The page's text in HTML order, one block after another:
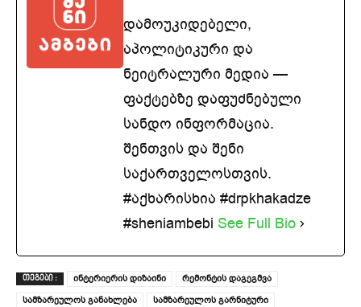
დამოუკიდებელი,
აპოლიტიკური და
ნეიტრალური მედია —
ფაქტებზე დაფუძნებული
სანდო ინფორმაცია.
შენთვის და შენი
საქართველოსთვის.
#აქხარისხია #drpkhakadze
#sheniambebi See Full Bio
ᲗᲔᲒᲔᲑᲘ : ინტერიერის დიზაინი
რემონტის დაგეგმვა
სამზარეულოს განახლება
სამზარეულოს გარნიტური